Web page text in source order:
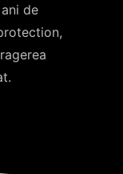
de